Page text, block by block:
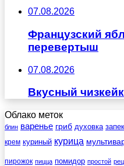
07.08.2026
Французский
перевертыш
07.08.2026
Вкусный чизкейк
Облако меток
блин варенье гриб духовка
крем куриный курица
пирожок пицца помидор простой